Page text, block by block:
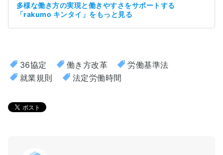
多様な働き方の実現と働きやすさをサポートする
「rakumo キンタイ」をもっと見る
36協定 働き方改革
労働基準法
就業規則
法定労働時間